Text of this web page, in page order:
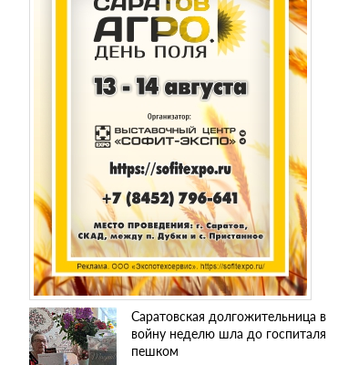
Саратовская долгожительница в
войну неделю шла до госпиталя
пешком